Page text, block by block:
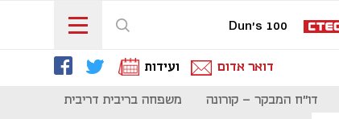
Dun's 100
דואר אדום ועידות
דו"ח המבקר - קורונה משפחה בריבית דריבית